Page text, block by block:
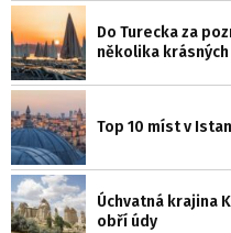
Do Turecka za
několika
Top 10 míst v
Úchvatná krajina
obří údy